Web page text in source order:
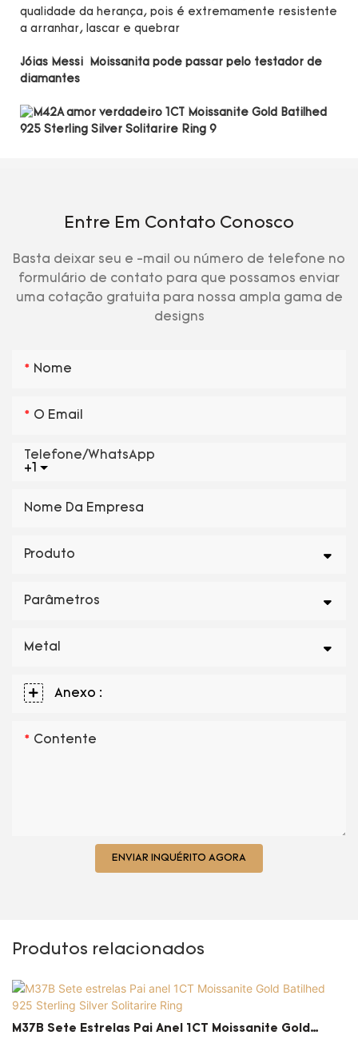
qualidade da herança, pois é extremamente resistente
a arranhar, lascar e quebrar
Jóias Messi Moissanita pode passar pelo testador de
diamantes
Entre Em Contato Conosco
Basta deixar seu e -mail ou número de telefone no
formulário de contato para que possamos enviar
uma cotação gratuita para nossa ampla gama de
designs
Nome
O Email
+1
Telefone/WhatsApp
Nome Da Empresa
Produto
Parâmetros
Metal
Anexo :
Contente
ENVIAR INQUÉRITO AGORA
Produtos relacionados
M37B Sete Estrelas Pai Anel 1CT Moissanite Gold